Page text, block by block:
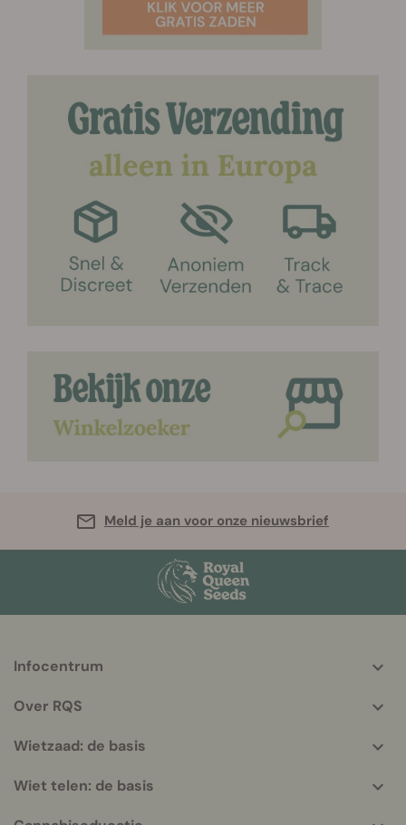
Meld je aan voor onze nieuwsbrief
info
Infocentrum
Over RQS
Wietzaad: de basis
Wiet telen: de basis